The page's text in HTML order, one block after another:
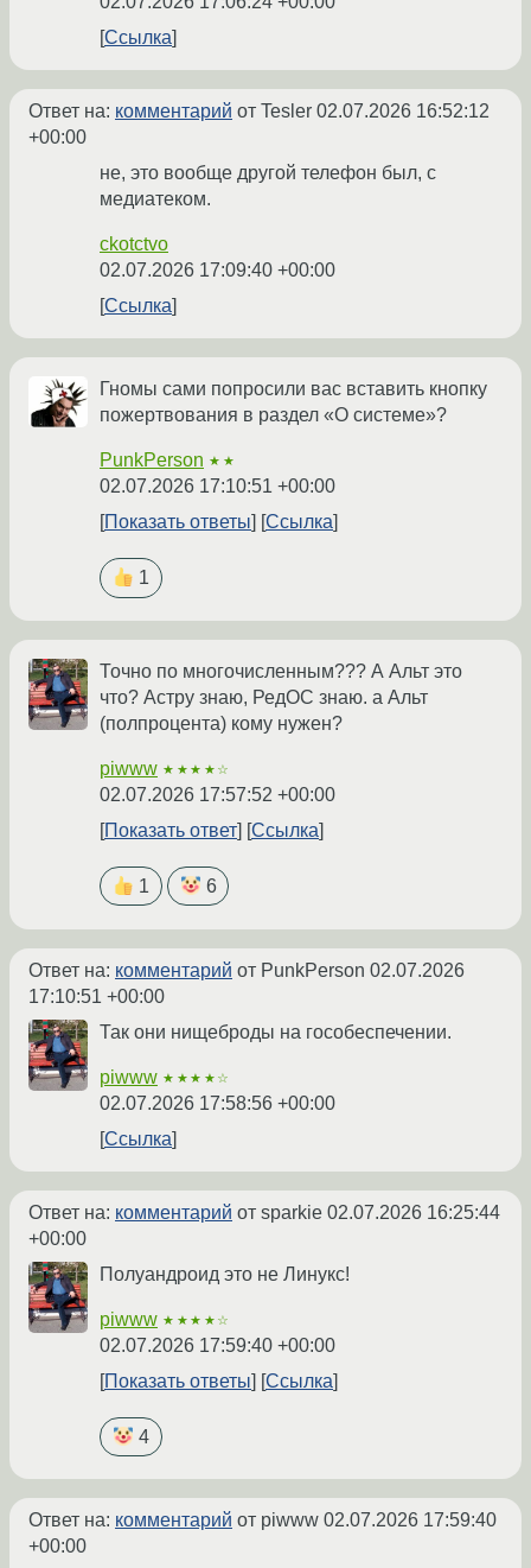
Ссылка
Ответ на: комментарий от Tesler 02.07.2026 16:52:12
+00:00
не, это вообще другой телефон был, с
медиатеком.
ckotctvo
02.07.2026 17:09:40 +00:00
Ссылка
Гномы сами попросили вас вставить кнопку
пожертвования в раздел «О системе»?
PunkPerson ★★
02.07.2026 17:10:51 +00:00
Показать ответы
Ссылка
1
Точно по многочисленным??? А Альт это
что? Астру знаю, РедОС знаю. а Альт
(полпроцента) кому нужен?
piwww ★★★★☆
02.07.2026 17:57:52 +00:00
Показать ответ
Ссылка
1 6
Ответ на: комментарий от PunkPerson 02.07.2026
17:10:51 +00:00
Так они нищеброды на гособеспечении.
piwww ★★★★☆
02.07.2026 17:58:56 +00:00
Ссылка
Ответ на: комментарий от sparkie 02.07.2026 16:25:44
+00:00
Полуандроид это не Линукс!
piwww ★★★★☆
02.07.2026 17:59:40 +00:00
Показать ответы
Ссылка
4
Ответ на: комментарий от piwww 02.07.2026 17:59:40
+00:00